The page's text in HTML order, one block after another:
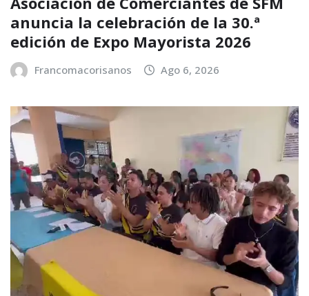
anuncia la celebración de la 30.ª
edición de Expo Mayorista 2026
Francomacorisanos Ago 6, 2026